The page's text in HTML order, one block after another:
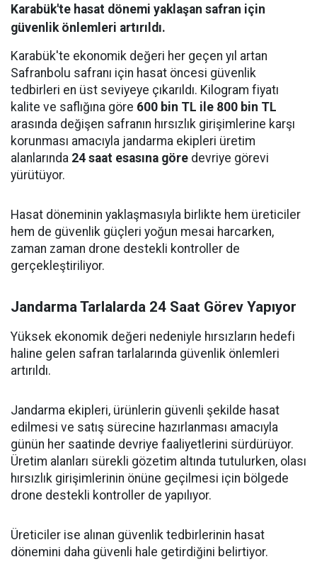
Karabük'te hasat dönemi yaklaşan safran için
güvenlik önlemleri artırıldı.
Karabük'te ekonomik değeri her geçen yıl artan
Safranbolu safranı için hasat öncesi güvenlik
tedbirleri en üst seviyeye çıkarıldı. Kilogram fiyatı
kalite ve saflığına göre 600 bin TL ile 800 bin TL
arasında değişen safranın hırsızlık girişimlerine karşı
korunması amacıyla jandarma ekipleri üretim
alanlarında 24 saat esasına göre devriye görevi
yürütüyor.
Hasat döneminin yaklaşmasıyla birlikte hem üreticiler
hem de güvenlik güçleri yoğun mesai harcarken,
zaman zaman drone destekli kontroller de
gerçekleştiriliyor.
Jandarma Tarlalarda 24 Saat Görev Yapıyor
Yüksek ekonomik değeri nedeniyle hırsızların hedefi
haline gelen safran tarlalarında güvenlik önlemleri
artırıldı.
Jandarma ekipleri, ürünlerin güvenli şekilde hasat
edilmesi ve satış sürecine hazırlanması amacıyla
günün her saatinde devriye faaliyetlerini sürdürüyor.
Üretim alanları sürekli gözetim altında tutulurken, olası
hırsızlık girişimlerinin önüne geçilmesi için bölgede
drone destekli kontroller de yapılıyor.
Üreticiler ise alınan güvenlik tedbirlerinin hasat
dönemini daha güvenli hale getirdiğini belirtiyor.